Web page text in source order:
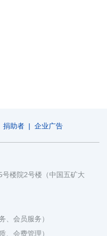
捐助者 | 企业广告
楼院2号楼（中国五矿大
、会员服务）
、会费管理）